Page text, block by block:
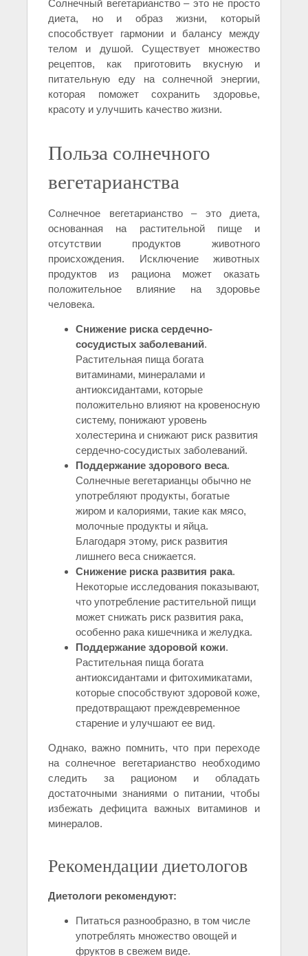
Солнечный вегетарианство – это не просто
диета, но и образ жизни, который
способствует гармонии и балансу между
телом и душой. Существует множество
рецептов, как приготовить вкусную и
питательную еду на солнечной энергии,
которая поможет сохранить здоровье,
красоту и улучшить качество жизни.
Польза солнечного
вегетарианства
Солнечное вегетарианство – это диета,
основанная на растительной пище и
отсутствии продуктов животного
происхождения. Исключение животных
продуктов из рациона может оказать
положительное влияние на здоровье
человека.
Снижение риска сердечно-
сосудистых заболеваний.
Растительная пища богата
витаминами, минералами и
антиоксидантами, которые
положительно влияют на кровеносную
систему, понижают уровень
холестерина и снижают риск развития
сердечно-сосудистых заболеваний.
Поддержание здорового веса.
Солнечные вегетарианцы обычно не
употребляют продукты, богатые
жиром и калориями, такие как мясо,
молочные продукты и яйца.
Благодаря этому, риск развития
лишнего веса снижается.
Снижение риска развития рака.
Некоторые исследования показывают,
что употребление растительной пищи
может снижать риск развития рака,
особенно рака кишечника и желудка.
Поддержание здоровой кожи.
Растительная пища богата
антиоксидантами и фитохимикатами,
которые способствуют здоровой коже,
предотвращают преждевременное
старение и улучшают ее вид.
Однако, важно помнить, что при переходе
на солнечное вегетарианство необходимо
следить за рационом и обладать
достаточными знаниями о питании, чтобы
избежать дефицита важных витаминов и
минералов.
Рекомендации диетологов
Диетологи рекомендуют:
Питаться разнообразно, в том числе
употреблять множество овощей и
фруктов в свежем виде.